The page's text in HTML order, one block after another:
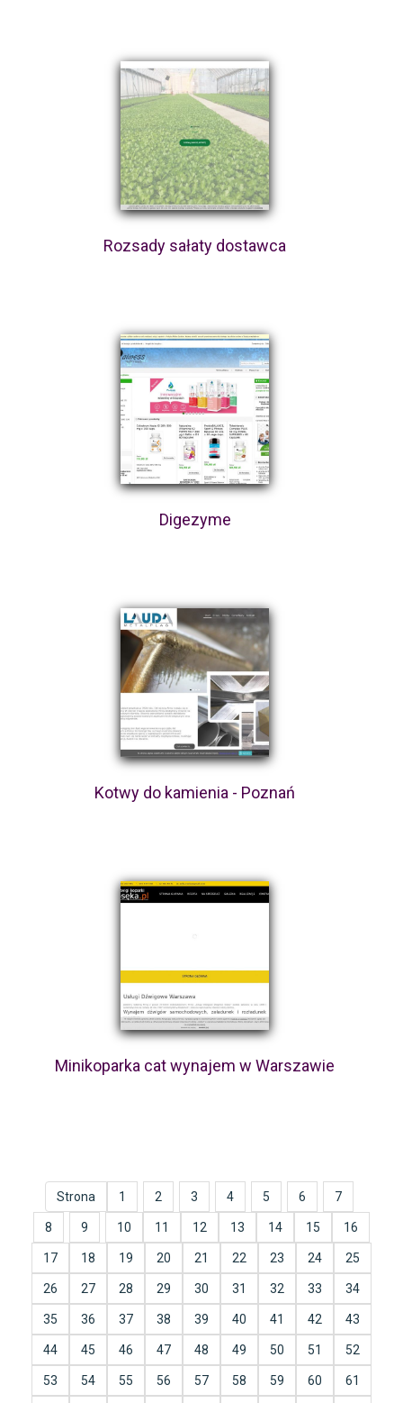
Rozsady sałaty dostawca
Digezyme
Kotwy do kamienia - Poznań
Minikoparka cat wynajem w Warszawie
Strona 1 2 3 4 5 6 7
8 9 10 11 12 13 14 15 16
17 18 19 20 21 22 23 24 25
26 27 28 29 30 31 32 33 34
35 36 37 38 39 40 41 42 43
44 45 46 47 48 49 50 51 52
53 54 55 56 57 58 59 60 61